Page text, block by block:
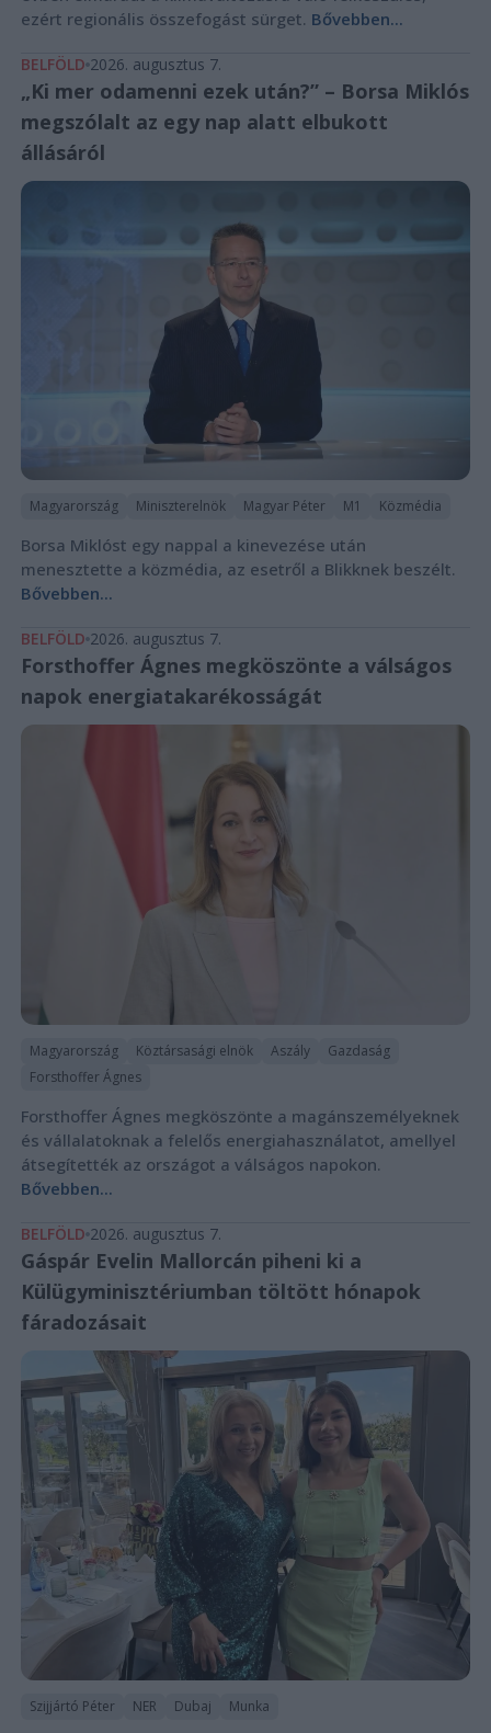
ezért regionális összefogást sürget. Bővebben...
BELFÖLD 2026. augusztus 7.
„Ki mer odamenni ezek után?” – Borsa Miklós
megszólalt az egy nap alatt elbukott
állásáról
Magyarország Miniszterelnök Magyar Péter M1 Közmédia
Borsa Miklóst egy nappal a kinevezése után
menesztette a közmédia, az esetről a Blikknek beszélt.
Bővebben...
BELFÖLD 2026. augusztus 7.
Forsthoffer Ágnes megköszönte a válságos
napok energiatakarékosságát
Magyarország Köztársasági elnök Aszály
Gazdaság
Forsthoffer Ágnes
Forsthoffer Ágnes megköszönte a magánszemélyeknek
és vállalatoknak a felelős energiahasználatot, amellyel
átsegítették az országot a válságos napokon.
Bővebben...
BELFÖLD 2026. augusztus 7.
Gáspár Evelin Mallorcán piheni ki a
Külügyminisztériumban töltött hónapok
fáradozásait
Szijjártó Péter NER Dubaj Munka